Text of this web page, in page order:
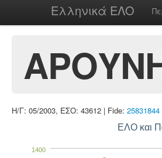
Ελληνικά ΕΛΟ
Η/Γ: 05/2003, ΕΣΟ: 43612 | Fide: 25831844
ΕΛΟ και
1400